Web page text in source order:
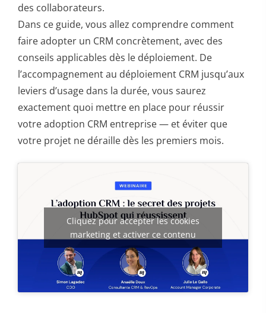
des collaborateurs.
Dans ce guide, vous allez comprendre comment
faire adopter un CRM concrètement, avec des
conseils applicables dès le déploiement. De
l’accompagnement au déploiement CRM jusqu’aux
leviers d’usage dans la durée, vous saurez
exactement quoi mettre en place pour réussir
votre adoption CRM entreprise — et éviter que
votre projet ne déraille dès les premiers mois.
Cliquez pour accepter les cookies
marketing et activer ce contenu